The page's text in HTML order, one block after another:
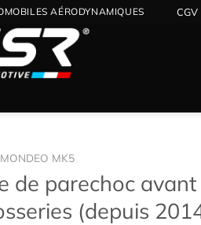
AÉRODYNAMIQUES CGV
MONDEO MK5
de parechoc
(depuis